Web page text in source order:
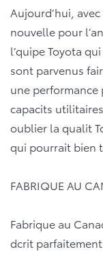
Aujourd’hui,
nouvelle pour
l’quipe Toyota
sont parvenus
une performance
capacits
oublier la qualit
qui pourrait bien
FABRIQUE AU
Fabrique au
dcrit